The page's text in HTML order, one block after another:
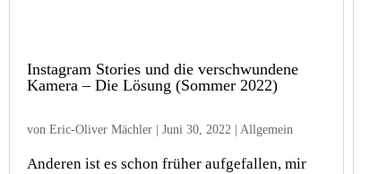
Instagram Stories und die verschwundene
Kamera – Die Lösung (Sommer 2022)
von Eric-Oliver Mächler| Juni 30, 2022| Allgemein
Anderen ist es schon früher aufgefallen, mir